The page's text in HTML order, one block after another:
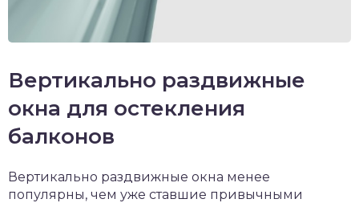
Вертикально раздвижные
окна для остекления
балконов
Вертикально раздвижные окна менее
популярны, чем уже ставшие привычными